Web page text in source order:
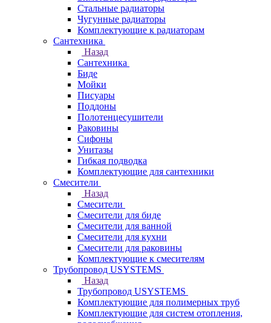
Стальные радиаторы
Чугунные радиаторы
Комплектующие к радиаторам
Сантехника
Назад
Сантехника
Биде
Мойки
Писуары
Поддоны
Полотенцесушители
Раковины
Сифоны
Унитазы
Гибкая подводка
Комплектующие для сантехники
Смесители
Назад
Смесители
Смесители для биде
Смесители для ванной
Смесители для кухни
Смесители для раковины
Комплектующие к смесителям
Трубопровод USYSTEMS
Назад
Трубопровод USYSTEMS
Комплектующие для полимерных труб
Комплектующие для систем отопления,